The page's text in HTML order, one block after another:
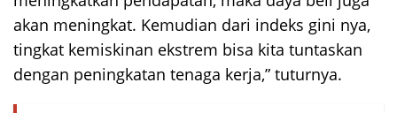
akan meningkat. Kemudian dari indeks gini nya,
tingkat kemiskinan ekstrem bisa kita tuntaskan
dengan peningkatan tenaga kerja,” tuturnya.